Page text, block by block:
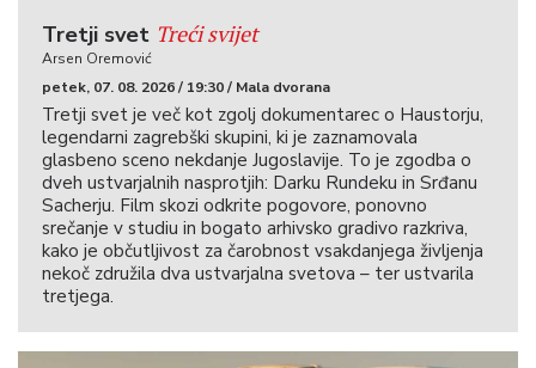
Tretji svet Treći svijet
Arsen Oremović
petek, 07. 08. 2026 / 19:30 / Mala dvorana
Tretji svet je več kot zgolj dokumentarec o Haustorju,
legendarni zagrebški skupini, ki je zaznamovala
glasbeno sceno nekdanje Jugoslavije. To je zgodba o
dveh ustvarjalnih nasprotjih: Darku Rundeku in Srđanu
Sacherju. Film skozi odkrite pogovore, ponovno
srečanje v studiu in bogato arhivsko gradivo razkriva,
kako je občutljivost za čarobnost vsakdanjega življenja
nekoč združila dva ustvarjalna svetova – ter ustvarila
tretjega.